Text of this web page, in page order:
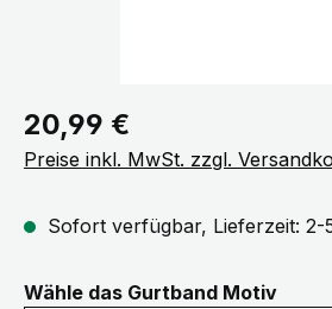
Regulärer Preis:
20,99 €
Preise inkl. MwSt. zzgl.
Sofort verfügbar, Lieferzeit: 2-
Wähle das Gurtband Motiv